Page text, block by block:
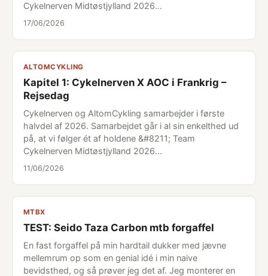
Cykelnerven Midtøstjylland 2026…
17/06/2026
ALTOMCYKLING
Kapitel 1: Cykelnerven X AOC i Frankrig –
Rejsedag
Cykelnerven og AltomCykling samarbejder i første
halvdel af 2026. Samarbejdet går i al sin enkelthed ud
på, at vi følger ét af holdene &#8211; Team
Cykelnerven Midtøstjylland 2026…
11/06/2026
MTBX
TEST: Seido Taza Carbon mtb forgaffel
En fast forgaffel på min hardtail dukker med jævne
mellemrum op som en genial idé i min naive
bevidsthed, og så prøver jeg det af. Jeg monterer en